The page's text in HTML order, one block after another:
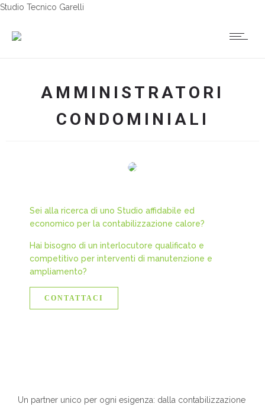
Studio Tecnico Garelli
AMMINISTRATORI
CONDOMINIALI
Sei alla ricerca di uno Studio affidabile ed
economico per la contabilizzazione calore?
Hai bisogno di un interlocutore qualificato e
competitivo per interventi di manutenzione e
ampliamento?
CONTATTACI
Un partner unico per ogni esigenza: dalla contabilizzazione